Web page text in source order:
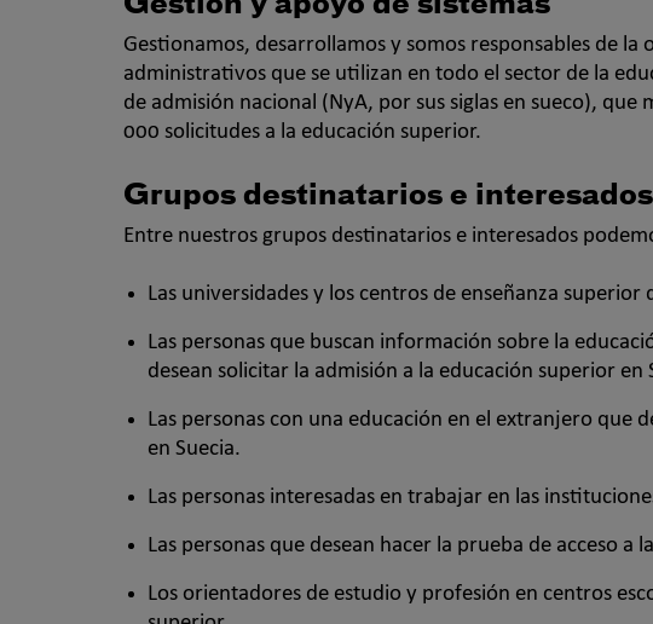
Gestionamos, desarrollamos y somos responsables de la
administrativos que se utilizan en todo el sector de la
de admisión nacional (NyA, por sus siglas en sueco), que
000 solicitudes a la educación superior.
Grupos destinatarios e interesados
Entre nuestros grupos destinatarios e interesados
Las universidades y los centros de enseñanza superior
Las personas que buscan información sobre la
desean solicitar la admisión a la educación superior en
Las personas con una educación en el extranjero que
en Suecia.
Las personas interesadas en trabajar en las
Las personas que desean hacer la prueba de acceso a
Los orientadores de estudio y profesión en centros